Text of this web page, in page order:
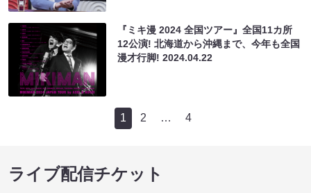
『ミキ漫 2024 全国ツアー』全国11カ所
12公演! 北海道から沖縄まで、今年も全国
漫才行脚!2024.04.22
1 2 … 4
ライブ配信チケット